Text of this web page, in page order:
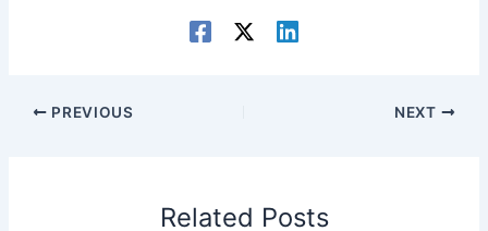
PREVIOUS NEXT
Related Posts